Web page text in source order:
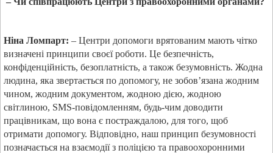
Ніна Ломпарт: – Центри допомоги врятованим мають чітко
визначені принципи своєї роботи. Це безпечність,
конфіденційність, безоплатність, а також безумовність. Жодна
людина, яка звертається по допомогу, не зобов’язана жодним
чином, жодним документом, жодною дією, жодною
світлиною, SMS-повідомленням, будь-чим доводити
працівникам, що вона є постраждалою, для того, щоб
отримати допомогу. Відповідно, наш принцип безумовності
позначається на взаємодії з поліцією та правоохоронними